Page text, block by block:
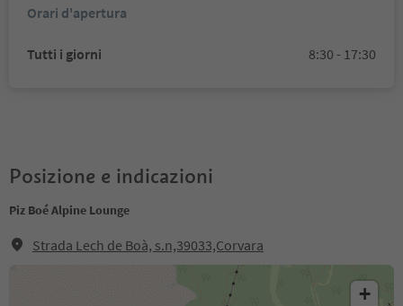
Orari d'apertura
Tutti i giorni 8:30 - 17:30
Posizione e indicazioni
Piz Boé Alpine Lounge
Strada Lech de Boà, s.n,39033,Corvara
+